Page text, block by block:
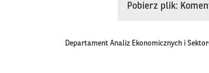
Pobierz plik:
Departament Analiz Ekonomicznych i